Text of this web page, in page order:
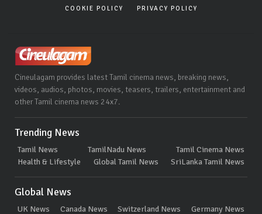
COOKIE POLICY PRIVACY POLICY
Cineulagam provides latest Tamil cinema news, breaking news,
videos, audios, photos, movies, teasers, trailers, entertainment and
other Tamil cinema news 24x7.
Trending News
Tamil News TamilNadu News
Tamil Cinema News
Health & Lifestyle
Global Tamil News SriLanka Tamil News
Global News
UK News Canada News Switzerland News Germany News